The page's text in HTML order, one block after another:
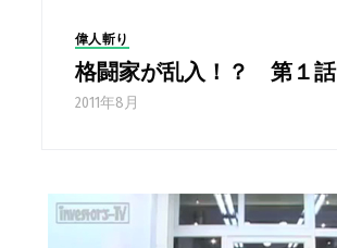
偉人斬り
格闘家が乱入！？ 第１話
2011年8月